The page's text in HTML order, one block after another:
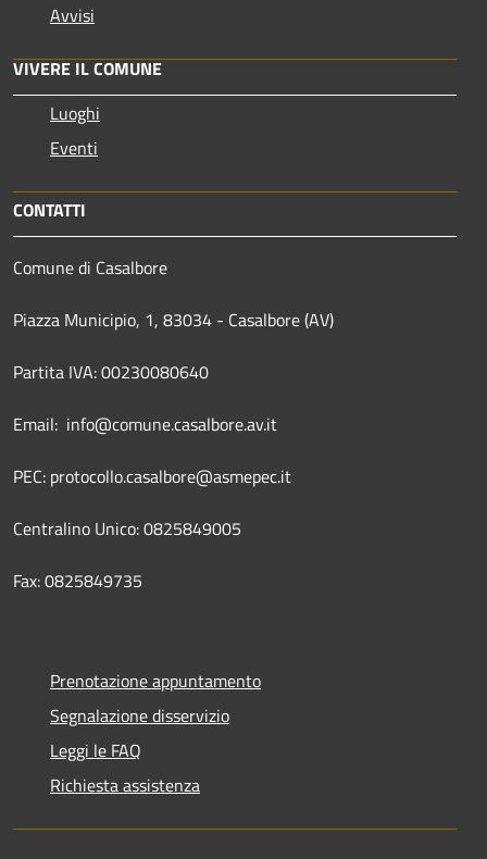
Avvisi
VIVERE IL COMUNE
Luoghi
Eventi
CONTATTI
Comune di Casalbore
Piazza Municipio, 1, 83034 - Casalbore (AV)
Partita IVA: 00230080640
Email: info@comune.casalbore.av.it
PEC: protocollo.casalbore@asmepec.it
Centralino Unico: 0825849005
Fax: 0825849735
Prenotazione appuntamento
Segnalazione disservizio
Leggi le FAQ
Richiesta assistenza